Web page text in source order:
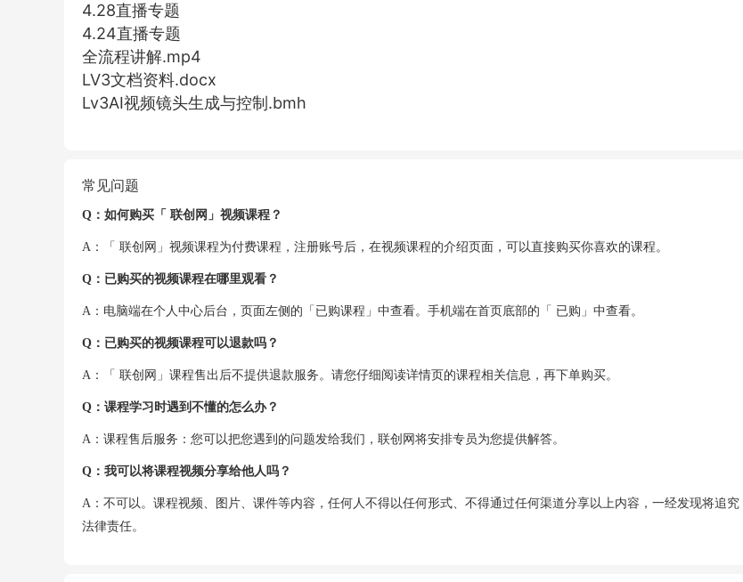
4.28直播专题
4.24直播专题
全流程讲解.mp4
LV3文档资料.docx
Lv3AI视频镜头生成与控制.bmh
常见问题
Q：如何购买「 联创网」视频课程？
A：「 联创网」视频课程为付费课程，注册账号后，在视频课程的介绍页面，可以直接购买你喜欢的课程。
Q：已购买的视频课程在哪里观看？
A：电脑端在个人中心后台，页面左侧的「已购课程」中查看。手机端在首页底部的「 已购」中查看。
Q：已购买的视频课程可以退款吗？
A：「 联创网」课程售出后不提供退款服务。请您仔细阅读详情页的课程相关信息，再下单购买。
Q：课程学习时遇到不懂的怎么办？
A：课程售后服务：您可以把您遇到的问题发给我们，联创网将安排专员为您提供解答。
Q：我可以将课程视频分享给他人吗？
A：不可以。课程视频、图片、课件等内容，任何人不得以任何形式、不得通过任何渠道分享以上内容，一经发现将追究
法律责任。